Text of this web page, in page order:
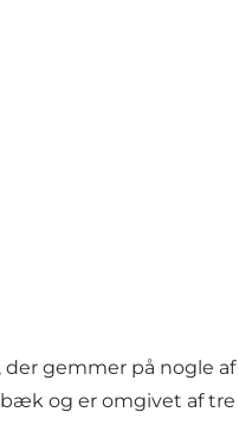
gemmer på nogle
og er omgivet af